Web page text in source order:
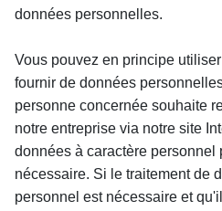
données personnelles.
Vous pouvez en principe
fournir de données
personne concernée souhaite
notre entreprise via notre site
données à caractère personnel
nécessaire. Si le traitement de
personnel est nécessaire et